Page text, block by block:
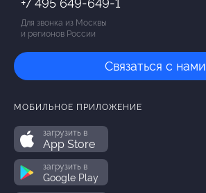
+7 495 649-649-1
Для звонка из Москвы
и регионов России
Связаться с нами
МОБИЛЬНОЕ ПРИЛОЖЕНИЕ
загрузить в
App Store
загрузить в
Google Play